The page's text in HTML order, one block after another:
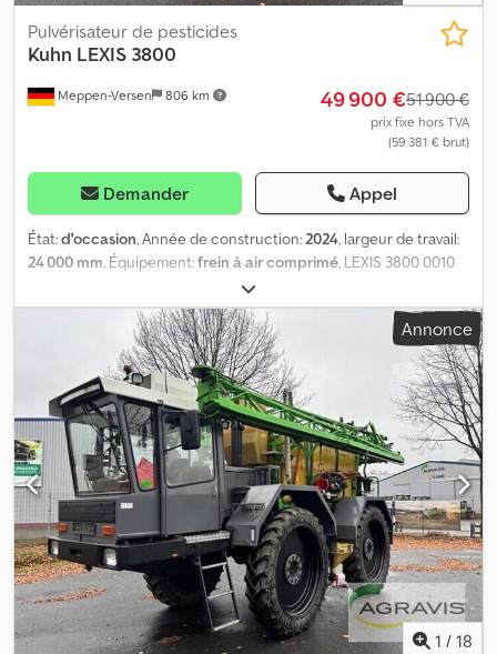
Meppen-Versen 806 km
Pulvérisateur de pesticides
Kuhn LEXIS 3800
49 900 €51 900 €
prix fixe hors TVA
(59 381 € brut)
Demander Appel
État:d'occasion, Année de construction:2024, largeur de travail:
24 000 mm, Équipement:frein à air comprimé, LEXIS 3800 0010
Pulvérisateur Kuhn Lexis 3800 d'occasion 0020 Réservoir de 3800
litres 0030 ISOBUS 0040 Rampe de 24 m, gestion de sections
0050 Filtre de conduite 0060 Système de freinage pneumatique
double circuit 0070 Attelage supérieur à œillet 0080 Bac
d'incorporation 0090 Récepteur GNSS, contrôle de sections CCI
Command, terminal de commande CCI 800 0100 Compensation
de dévers 0110 Éclairage, panneaux de signalisation Dkodpfx
Ajylqv Socner 0120 Pneus : 460/85 R38
Annonce
1 / 18